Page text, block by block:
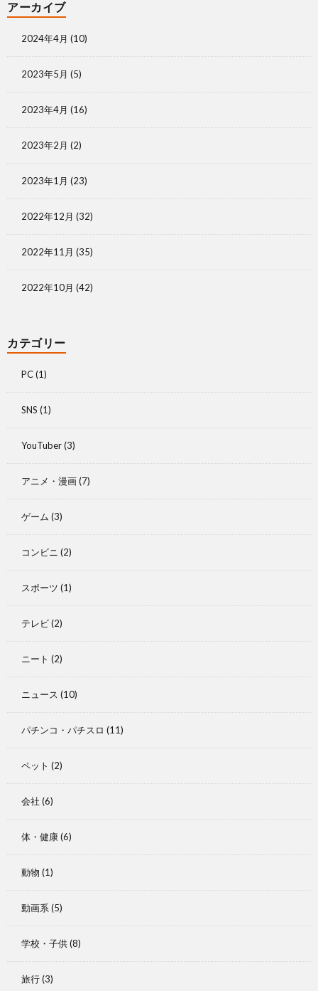
アーカイブ
2024年4月 (10)
2023年5月 (5)
2023年4月 (16)
2023年2月 (2)
2023年1月 (23)
2022年12月 (32)
2022年11月 (35)
2022年10月 (42)
カテゴリー
PC(1)
SNS (1)
YouTuber(3)
アニメ・漫画(7)
ゲーム (3)
コンビニ (2)
スポーツ (1)
テレビ(2)
ニート (2)
ニュース (10)
パチンコ・パチスロ (11)
ペット (2)
会社 (6)
体・健康(6)
動物 (1)
動画系 (5)
学校・子供(8)
旅行(3)